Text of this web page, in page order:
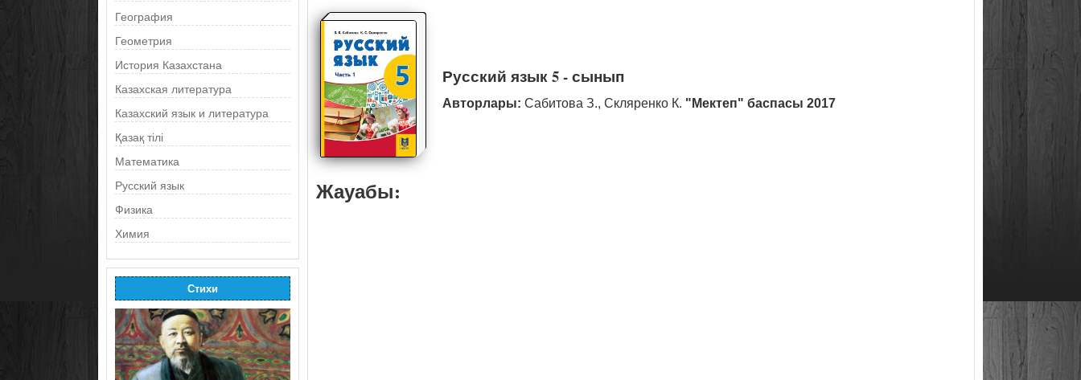
География
Геометрия
История Казахстана
Казахская литература
Казахский язык и литература
Қазақ тілі
Математика
Русский язык
Физика
Химия
Стихи
Русский язык 5 - сынып
Авторлары: Сабитова З., Скляренко К. "Мектеп" баспасы 2017
Жауабы: